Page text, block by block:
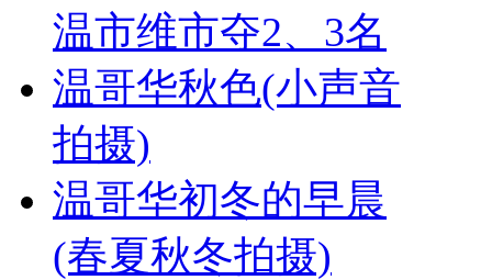
温市维市夺2、3名
温哥华秋色(小声音
拍摄)
温哥华初冬的早晨
(春夏秋冬拍摄)